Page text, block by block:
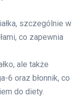
szczególnie w
co zapewnia
ale także
6 oraz błonnik, co
do diety.